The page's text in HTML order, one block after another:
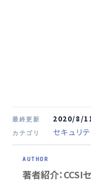
最終更新 2020/8/
カテゴリ セキュリ
著者紹介：CCSI